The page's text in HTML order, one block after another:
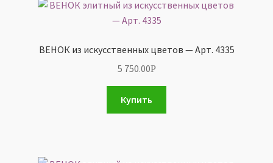
ВЕНОК из искусственных цветов — Арт. 4335
5 750.00Р
Купить